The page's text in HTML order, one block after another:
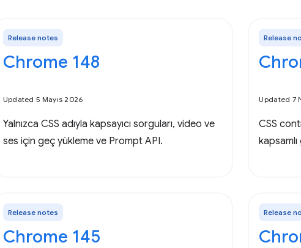
Release notes
Chrome 148
Updated 5 Mayıs 2026
Yalnızca CSS adıyla kapsayıcı sorguları, video ve
ses için geç yükleme ve Prompt API.
Release
Updated 7
CSS
Release notes
Chrome 145
Release